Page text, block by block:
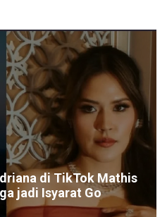
di TikTok Mathis
jadi Isyarat Go